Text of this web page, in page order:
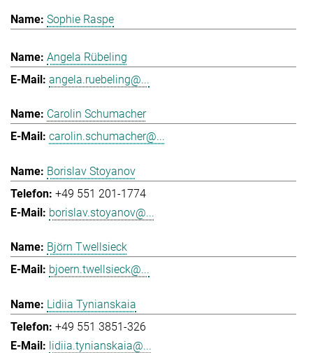
Sophie Raspe
Angela Rübeling
angela.ruebeling@...
Carolin Schumacher
carolin.schumacher@...
Borislav Stoyanov
+49 551 201-1774
borislav.stoyanov@...
Björn Twellsieck
bjoern.twellsieck@...
Lidiia Tynianskaia
+49 551 3851-326
lidiia.tynianskaia@...